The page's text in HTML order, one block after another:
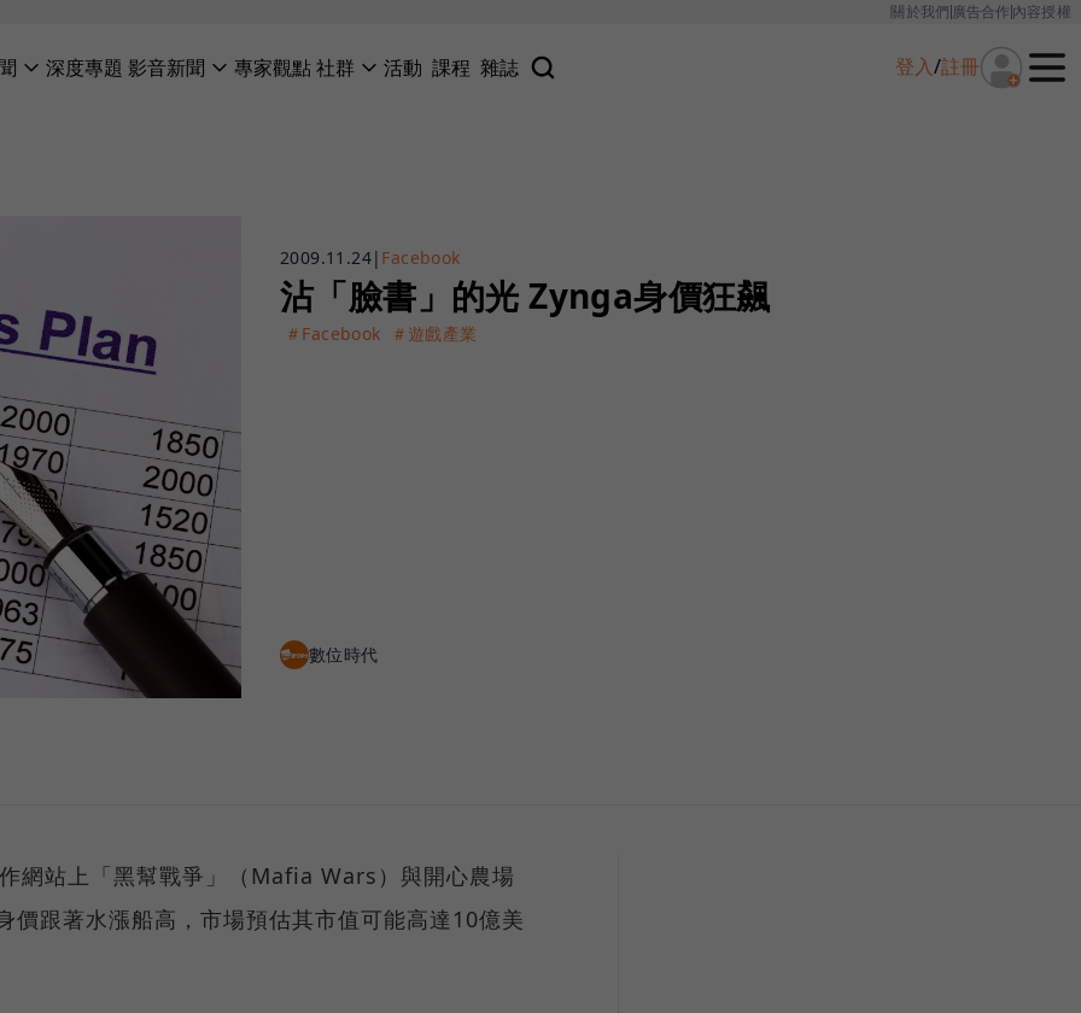
關於我們廣告合作內容授權
深度專題 影音新聞 專家觀點社群 活動 課程 雜誌 登入/註冊
2009.11.24| Facebook
沾「臉書」的光 Zynga身價狂飆
＃Facebook ＃遊戲產業
數位時代
網站上「黑幫戰爭」（Mafia Wars）與開心農場
跟著水漲船高，市場預估其市值可能高達10億美